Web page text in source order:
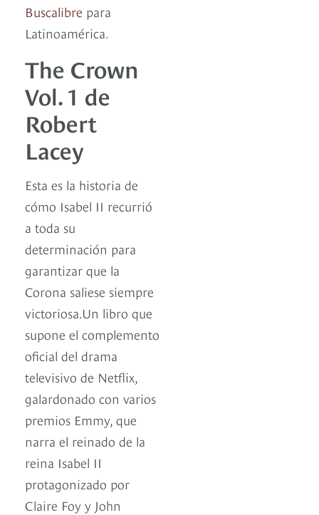
Buscalibre para
Latinoamérica.
The Crown
Vol. 1 de
Robert
Lacey
Esta es la historia de
cómo Isabel II recurrió
a toda su
determinación para
garantizar que la
Corona saliese siempre
victoriosa.Un libro que
supone el complemento
oficial del drama
televisivo de Netflix,
galardonado con varios
premios Emmy, que
narra el reinado de la
reina Isabel II
protagonizado por
Claire Foy y John